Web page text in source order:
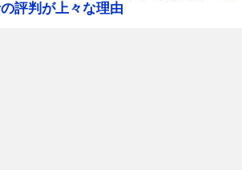
評判が上々な理由